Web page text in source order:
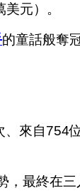
元）。
的童話般奪
來自754
，最終在三